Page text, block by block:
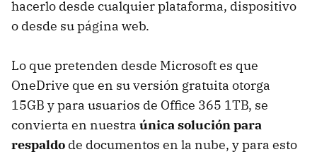
hacerlo desde cualquier plataforma, dispositivo
o desde su página web.
Lo que pretenden desde Microsoft es que
OneDrive que en su versión gratuita otorga
15GB y para usuarios de Office 365 1TB, se
convierta en nuestra única solución para
respaldo de documentos en la nube, y para esto